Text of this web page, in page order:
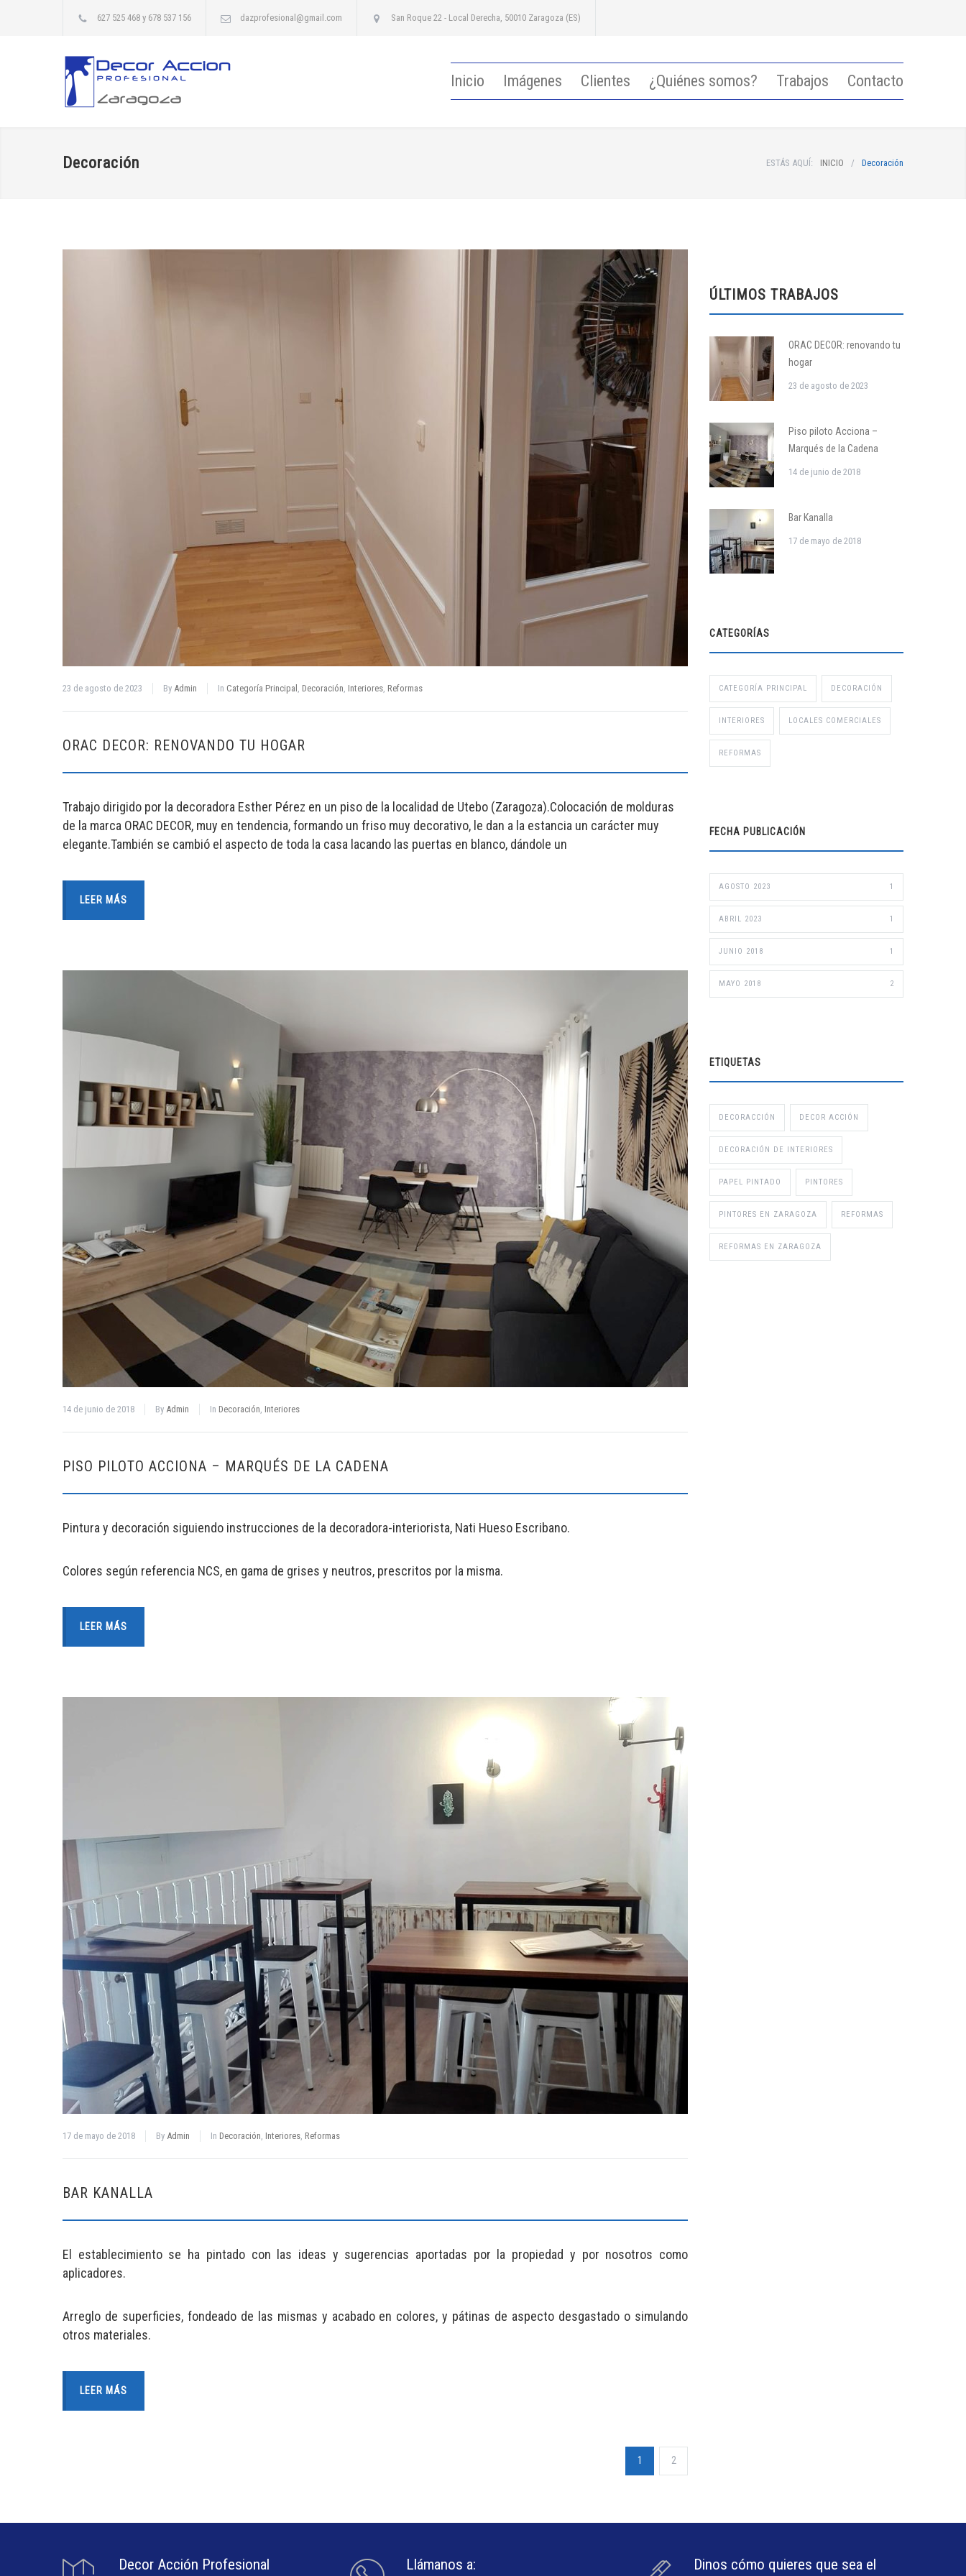
627 525 468 y 678 537 156 dazprofesional@gmail.com San Roque 22 - Local Derecha, 50010 Zaragoza (ES)
Inicio Imágenes Clientes ¿Quiénes somos? Trabajos Contacto
Decoración ESTÁS AQUÍ: INICIO / Decoración
23 de agosto de 2023 By Admin In Categoría Principal , Decoración, Interiores, Reformas
ORAC DECOR: RENOVANDO TU HOGAR
Trabajo dirigido por la decoradora Esther Pérez en un piso de la localidad de Utebo (Zaragoza).Colocación de molduras
de la marca ORAC DECOR, muy en tendencia, formando un friso muy decorativo, le dan a la estancia un carácter muy
elegante.También se cambió el aspecto de toda la casa lacando las puertas en blanco, dándole un
LEER MÁS
14 de junio de 2018 By Admin In Decoración, Interiores
PISO PILOTO ACCIONA – MARQUÉS DE LA CADENA
Pintura y decoración siguiendo instrucciones de la decoradora-interiorista, Nati Hueso Escribano.
Colores según referencia NCS, en gama de grises y neutros, prescritos por la misma.
LEER MÁS
17 de mayo de 2018 By Admin In Decoración, Interiores, Reformas
BAR KANALLA
El establecimiento se ha pintado con las ideas y sugerencias aportadas por la propiedad y por nosotros como
aplicadores.
Arreglo de superficies, fondeado de las mismas y acabado en colores, y pátinas de aspecto desgastado o simulando
otros materiales.
LEER MÁS
1 2
ÚLTIMOS TRABAJOS
ORAC DECOR: renovando tu
hogar
23 de agosto de 2023
Piso piloto Acciona –
Marqués de la Cadena
14 de junio de 2018
Bar Kanalla
17 de mayo de 2018
CATEGORÍAS
CATEGORÍA PRINCIPAL DECORACIÓN
INTERIORES LOCALES COMERCIALES
REFORMAS
FECHA PUBLICACIÓN
AGOSTO 2023 1
ABRIL 2023 1
JUNIO 2018 1
MAYO 2018 2
ETIQUETAS
DECORACCIÓN DECOR ACCIÓN
DECORACIÓN DE INTERIORES
PAPEL PINTADO PINTORES
PINTORES EN ZARAGOZA REFORMAS
REFORMAS EN ZARAGOZA
Decor Acción Profesional Llámanos a: Dinos cómo quieres que sea el